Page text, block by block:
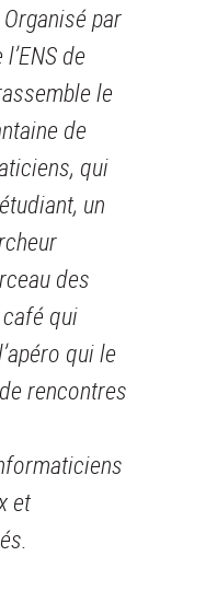
par
de
le
de
qui
un
des
qui
qui le
rencontres
et